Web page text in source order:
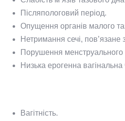
Післяпологовий період.
Опущення органів малого
Нетримання сечі, пов’язане
Порушення менструального
Низька ерогенна вагінальна
Вагітність.